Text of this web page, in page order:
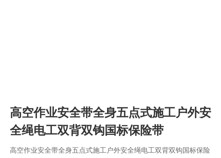
高空作业安全带全身五点式施工户外安
全绳电工双背双钩国标保险带
高空作业安全带全身五点式施工户外安全绳电工双背双钩国标保险